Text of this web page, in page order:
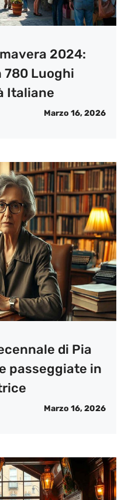
2024:
780 Luoghi
Italiane
Marzo 16, 2026
di Pia
passeggiate in
Marzo 16, 2026